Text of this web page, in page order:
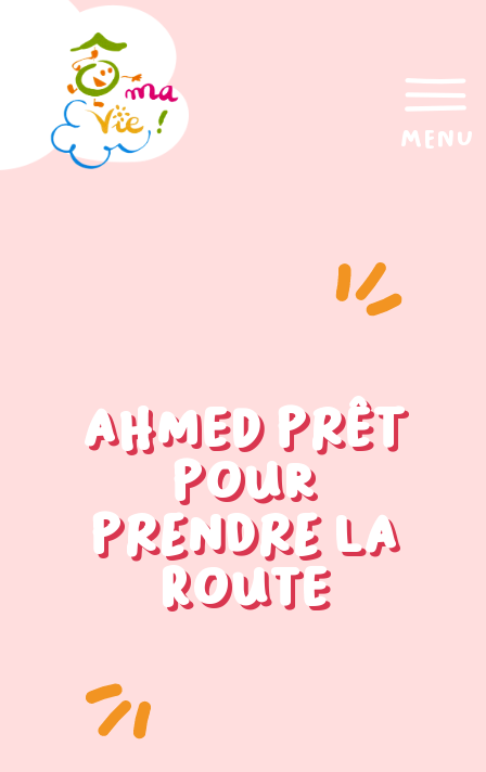
menu
Ahmed prêt
pour
prendre la
route